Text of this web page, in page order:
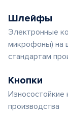
Шлейфы
Электронные
микрофоны) на
стандартам
Кнопки
Износостойкие
производства